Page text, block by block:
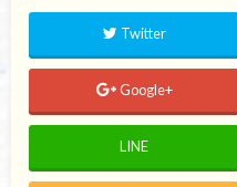
Twitter
Google+
LINE